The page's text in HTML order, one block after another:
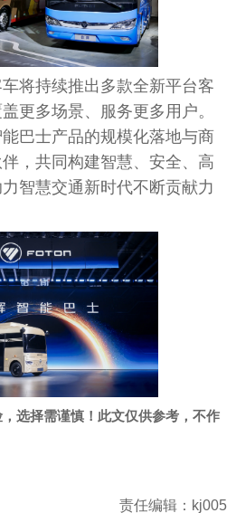
将持续推出多款全新平台客
更多场景、服务更多用户。
巴士产品的规模化落地与商
，共同构建智慧、安全、高
智慧交通新时代不断贡献力
选择需谨慎！此文仅供参考，不作
责任编辑：kj005